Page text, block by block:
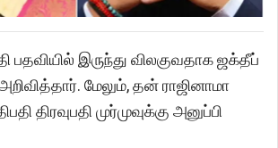
பதவியில் இருந்து விலகுவதாக ஜக்தீப்
மேலும், தன் ராஜினாமா
திரவுபதி முர்முவுக்கு அனுப்பி